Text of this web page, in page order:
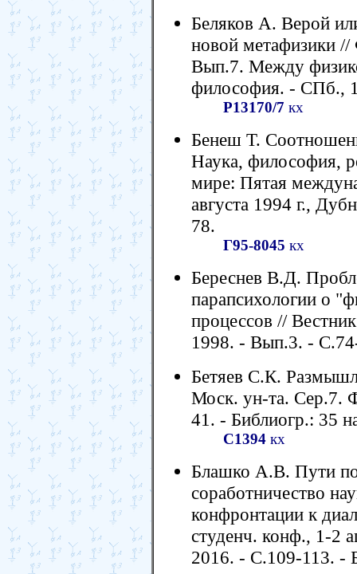
Беляков А. Верой
новой метафизики
Вып.7. Между
философия. - СПб.,
Р13170/7 кх
Бенеш Т.
Наука, философия,
мире: Пятая
августа 1994 г.,
78.
Г95-8045 кх
Береснев В.Д.
парапсихологии о
процессов //
1998. - Вып.3. -
Бетяев С.К.
Моск. ун-та. Сер.7.
41. - Библиогр.: 35
С1394 кх
Блашко А.В. Пути
соработничество
конфронтации к
студенч. конф., 1-2
2016. - С.109-113. -